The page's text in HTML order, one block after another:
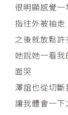
很明顯感覺
指往外被抽走
之後就放鬆許
她說她一看
面哭
澤誼也從切
讓我體會一